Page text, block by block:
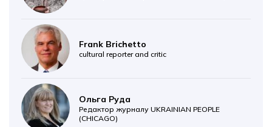
Frank Brichetto
cultural reporter and critic
Ольга Руда
Редактор журналу UKRAINIAN PEOPLE
(CHICAGO)